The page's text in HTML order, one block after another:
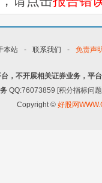
本站 - 联系我们 - 免责声
，不开展相关证券业务，平
QQ:76073859 [积分指标问
Copyright © 好股网